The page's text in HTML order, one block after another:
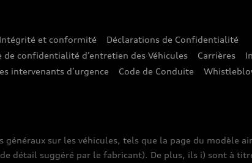
Intégrité et conformité
Déclarations de Confidentialité
de confidentialité d’entretien des Véhicules Carrières
intervenants d’urgence Code de Conduite
généraux sur les véhicules, tels que la page du modèle
détail suggéré par le fabricant). De plus, ils i) sont à